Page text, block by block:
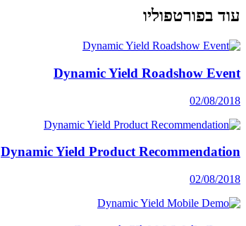
עוד בפורטפוליו
Dynamic Yield Roadshow Event
02/08/2018
Dynamic Yield Product Recommendation
02/08/2018